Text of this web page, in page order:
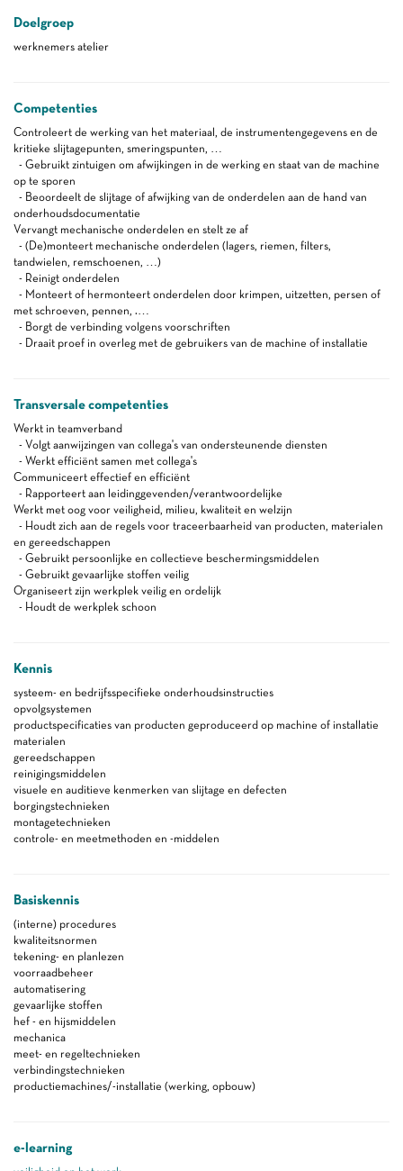
Doelgroep
werknemers atelier
Competenties
Controleert de werking van het materiaal, de instrumentengegevens en de
kritieke slijtagepunten, smeringspunten, …
- Gebruikt zintuigen om afwijkingen in de werking en staat van de machine
op te sporen
- Beoordeelt de slijtage of afwijking van de onderdelen aan de hand van
onderhoudsdocumentatie
Vervangt mechanische onderdelen en stelt ze af
- (De)monteert mechanische onderdelen (lagers, riemen, filters,
tandwielen, remschoenen, …)
- Reinigt onderdelen
- Monteert of hermonteert onderdelen door krimpen, uitzetten, persen of
met schroeven, pennen, .…
- Borgt de verbinding volgens voorschriften
- Draait proef in overleg met de gebruikers van de machine of installatie
Transversale competenties
Werkt in teamverband
- Volgt aanwijzingen van collega's van ondersteunende diensten
- Werkt efficiënt samen met collega's
Communiceert effectief en efficiënt
- Rapporteert aan leidinggevenden/verantwoordelijke
Werkt met oog voor veiligheid, milieu, kwaliteit en welzijn
- Houdt zich aan de regels voor traceerbaarheid van producten, materialen
en gereedschappen
- Gebruikt persoonlijke en collectieve beschermingsmiddelen
- Gebruikt gevaarlijke stoffen veilig
Organiseert zijn werkplek veilig en ordelijk
- Houdt de werkplek schoon
Kennis
systeem- en bedrijfsspecifieke onderhoudsinstructies
opvolgsystemen
productspecificaties van producten geproduceerd op machine of installatie
materialen
gereedschappen
reinigingsmiddelen
visuele en auditieve kenmerken van slijtage en defecten
borgingstechnieken
montagetechnieken
controle- en meetmethoden en -middelen
Basiskennis
(interne) procedures
kwaliteitsnormen
tekening- en planlezen
voorraadbeheer
automatisering
gevaarlijke stoffen
hef - en hijsmiddelen
mechanica
meet- en regeltechnieken
verbindingstechnieken
productiemachines/-installatie (werking, opbouw)
e-learning